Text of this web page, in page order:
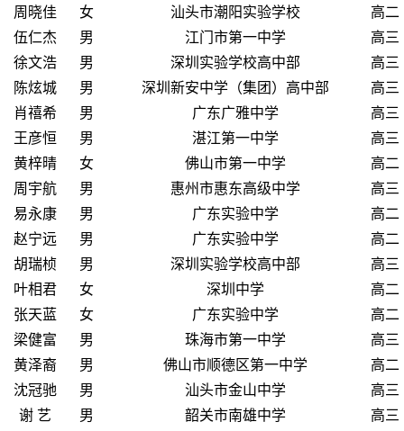
周晓佳
女 汕头市潮阳实验学校
高二
伍仁杰
男 江门市第一中学
高三
徐文浩
男 深圳实验学校高中部
高三
陈炫城
男 深圳新安中学（集团）高中部
高三
肖禧希
男 广东广雅中学
高三
王彦恒
男 湛江第一中学
高三
黄梓晴
女 佛山市第一中学
高二
周宇航
男 惠州市惠东高级中学
高三
易永康
男 广东实验中学
高二
赵宁远
男 广东实验中学
高二
胡瑞桢
男 深圳实验学校高中部
高三
叶相君
女 深圳中学
高二
张天蓝
女 广东实验中学
高二
梁健富
男 珠海市第一中学
高三
黄泽裔
男 佛山市顺德区第一中学
高二
沈冠驰
男 汕头市金山中学
高三
谢 艺
男 韶关市南雄中学
高三